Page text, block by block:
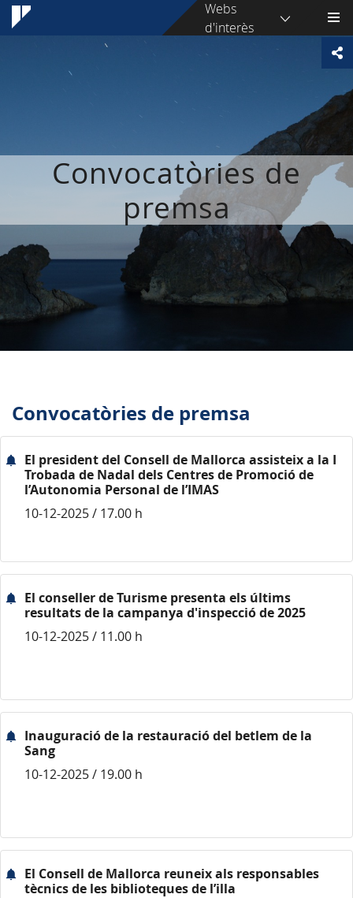
Webs
d'interès
Convocatòries de
premsa
Convocatòries de premsa
El president del Consell de Mallorca assisteix a la I
Trobada de Nadal dels Centres de Promoció de
l’Autonomia Personal de l’IMAS
10-12-2025 / 17.00 h
El conseller de Turisme presenta els últims
resultats de la campanya d'inspecció de 2025
10-12-2025 / 11.00 h
Inauguració de la restauració del betlem de la
Sang
10-12-2025 / 19.00 h
El Consell de Mallorca reuneix als responsables
tècnics de les biblioteques de l’illa